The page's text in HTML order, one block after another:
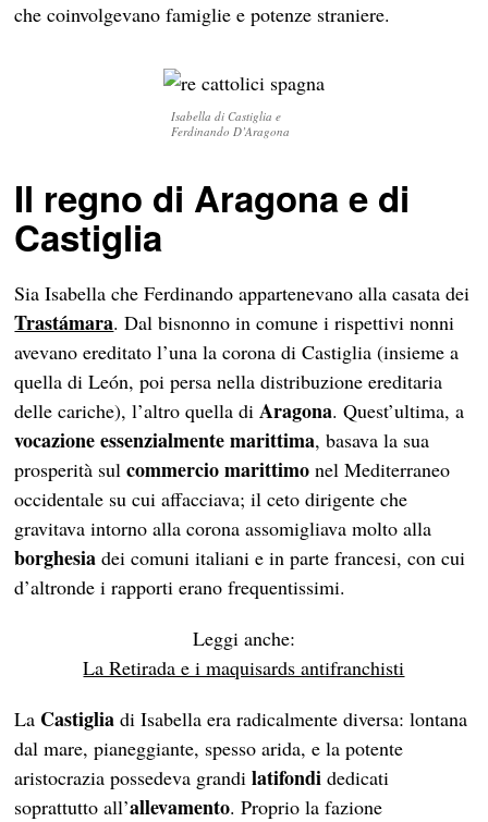
che coinvolgevano famiglie e potenze straniere.
Isabella di Castiglia e
Ferdinando D’Aragona
Il regno di Aragona e di
Castiglia
Sia Isabella che Ferdinando appartenevano alla casata dei
Trastámara. Dal bisnonno in comune i rispettivi nonni
avevano ereditato l’una la corona di Castiglia (insieme a
quella di León, poi persa nella distribuzione ereditaria
delle cariche), l’altro quella diAragona. Quest’ultima, a
vocazione essenzialmente marittima, basava la sua
prosperità sulcommercio marittimo nel Mediterraneo
occidentale su cui affacciava; il ceto dirigente che
gravitava intorno alla corona assomigliava molto alla
borghesia dei comuni italiani e in parte francesi, con cui
d’altronde i rapporti erano frequentissimi.
Leggi anche:
La Retirada e i maquisards antifranchisti
La Castigliadi Isabella era radicalmente diversa: lontana
dal mare, pianeggiante, spesso arida, e la potente
aristocrazia possedeva grandilatifondi dedicati
soprattutto all’allevamento. Proprio la fazione